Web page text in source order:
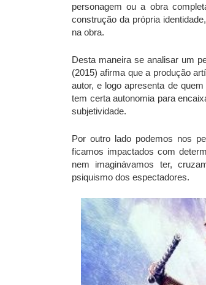
personagem ou a obra
construção da própria
na obra.
Desta maneira se analisar um
(2015) afirma que a produção
autor, e logo apresenta de
tem certa autonomia para
subjetividade.
Por outro lado podemos nos
ficamos impactados com
nem imaginávamos ter,
psiquismo dos espectadores.